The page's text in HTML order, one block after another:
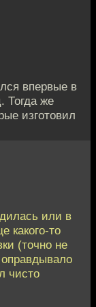
впервые в
Тогда же
изготовил
или в
какого-то
(точно не
чисто